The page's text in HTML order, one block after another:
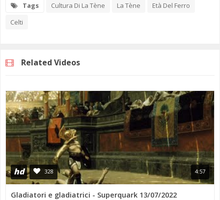
Tags Cultura Di La Tène La Tène
Età Del Ferro
Celti
Related Videos
hd 328 4:57
Gladiatori e gladiatrici - Superquark 13/07/2022